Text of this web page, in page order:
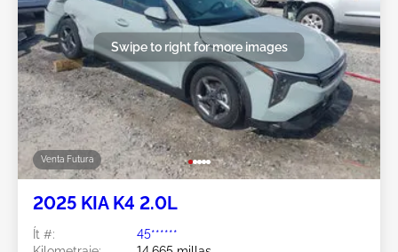
Venta Futura
Swipe to right for more images
2025 KIA K4 2.0L
Ít #:
45******